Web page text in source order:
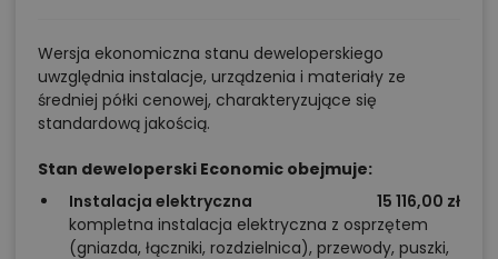
stosowania dużych szaf w pokoju. Wysoka ścianka
kolankowa sprawia natomiast, że przestrzeń pod
skosami pozostaje łatwiejsza do wykorzystania.
Zefir 2 – pięciopokojowy dom dla rodziny
ceniącej przestronność
Wersja ekonomiczna stanu deweloperskiego
uwzględnia instalacje, urządzenia i materiały ze
średniej półki cenowej, charakteryzujące się
standardową jakością.
Stan deweloperski Economic obejmuje:
Instalacja elektryczna
15 116,00 zł
kompletna instalacja elektryczna z osprzętem
(gniazda, łączniki, rozdzielnica), przewody, puszki,